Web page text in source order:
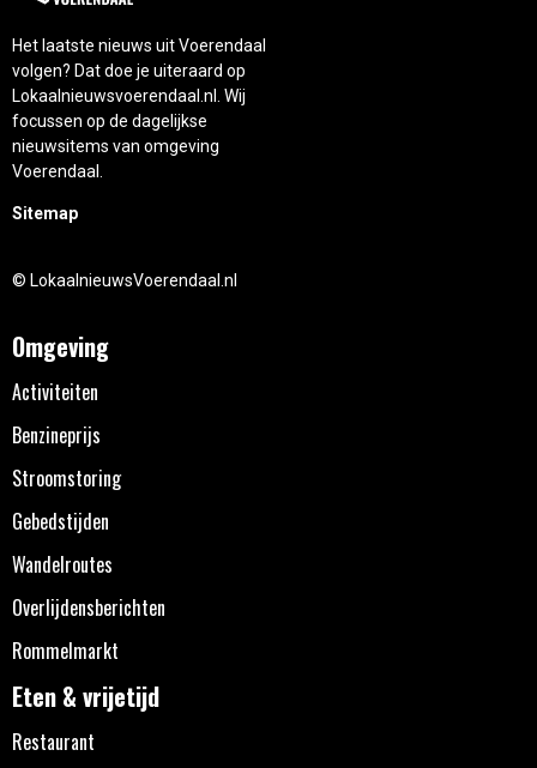
Het laatste nieuws uit Voerendaal
volgen? Dat doe je uiteraard op
Lokaalnieuwsvoerendaal.nl. Wij
focussen op de dagelijkse
nieuwsitems van omgeving
Voerendaal.
Sitemap
© LokaalnieuwsVoerendaal.nl
Omgeving
Activiteiten
Benzineprijs
Stroomstoring
Gebedstijden
Wandelroutes
Overlijdensberichten
Rommelmarkt
Eten & vrijetijd
Restaurant